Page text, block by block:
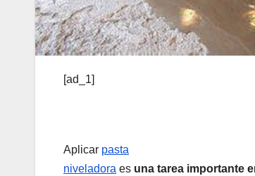
[ad_1]
Aplicar pasta
niveladora es una tarea importante